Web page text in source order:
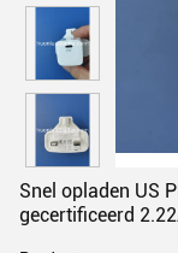
Snel opladen US
gecertificeerd